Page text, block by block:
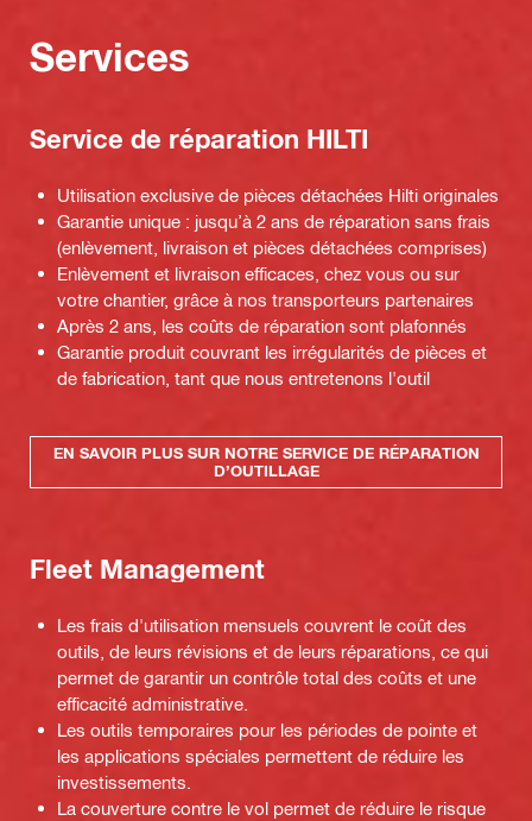
Services
Service de réparation HILTI
Utilisation exclusive de pièces détachées Hilti originales
Garantie unique : jusqu’à 2 ans de réparation sans frais
(enlèvement, livraison et pièces détachées comprises)
Enlèvement et livraison efficaces, chez vous ou sur
votre chantier, grâce à nos transporteurs partenaires
Après 2 ans, les coûts de réparation sont plafonnés
Garantie produit couvrant les irrégularités de pièces et
de fabrication, tant que nous entretenons l'outil
EN SAVOIR PLUS SUR NOTRE SERVICE DE RÉPARATION
D’OUTILLAGE
Fleet Management
Les frais d'utilisation mensuels couvrent le coût des
outils, de leurs révisions et de leurs réparations, ce qui
permet de garantir un contrôle total des coûts et une
efficacité administrative.
Les outils temporaires pour les périodes de pointe et
les applications spéciales permettent de réduire les
investissements.
La couverture contre le vol permet de réduire le risque